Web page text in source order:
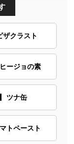
ザクラスト
ージョの素
ツナ缶
マトペースト